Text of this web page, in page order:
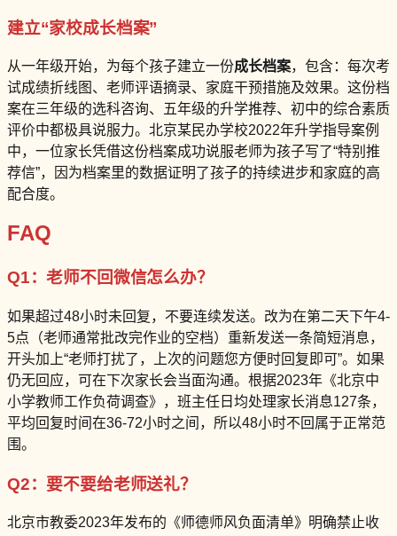
建立“家校成长档案”
从一年级开始，为每个孩子建立一份成长档案，包含：每次考
试成绩折线图、老师评语摘录、家庭干预措施及效果。这份档
案在三年级的选科咨询、五年级的升学推荐、初中的综合素质
评价中都极具说服力。北京某民办学校2022年升学指导案例
中，一位家长凭借这份档案成功说服老师为孩子写了“特别推
荐信”，因为档案里的数据证明了孩子的持续进步和家庭的高
配合度。
FAQ
Q1：老师不回微信怎么办？
如果超过48小时未回复，不要连续发送。改为在第二天下午4-
5点（老师通常批改完作业的空档）重新发送一条简短消息，
开头加上“老师打扰了，上次的问题您方便时回复即可”。如果
仍无回应，可在下次家长会当面沟通。根据2023年《北京中
小学教师工作负荷调查》，班主任日均处理家长消息127条，
平均回复时间在36-72小时之间，所以48小时不回属于正常范
围。
Q2：要不要给老师送礼？
北京市教委2023年发布的《师德师风负面清单》明确禁止收